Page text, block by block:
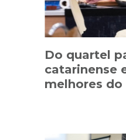
Do quartel
catarinense
melhores